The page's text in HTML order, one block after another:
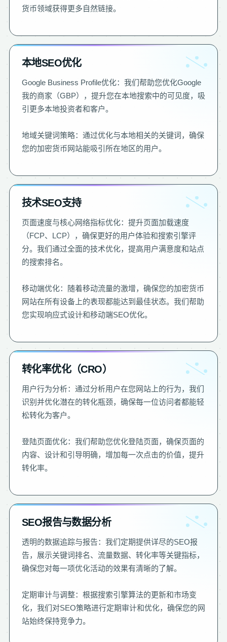
货币领域获得更多自然链接。
本地SEO优化
Google Business Profile优化：我们帮助您优化Google
我的商家（GBP），提升您在本地搜索中的可见度，吸
引更多本地投资者和客户。
地域关键词策略：通过优化与本地相关的关键词，确保
您的加密货币网站能吸引所在地区的用户。
技术SEO支持
页面速度与核心网络指标优化：提升页面加载速度
（FCP、LCP），确保更好的用户体验和搜索引擎评
分。我们通过全面的技术优化，提高用户满意度和站点
的搜索排名。
移动端优化：随着移动流量的激增，确保您的加密货币
网站在所有设备上的表现都能达到最佳状态。我们帮助
您实现响应式设计和移动端SEO优化。
转化率优化（CRO）
用户行为分析：通过分析用户在您网站上的行为，我们
识别并优化潜在的转化瓶颈，确保每一位访问者都能轻
松转化为客户。
登陆页面优化：我们帮助您优化登陆页面，确保页面的
内容、设计和引导明确，增加每一次点击的价值，提升
转化率。
SEO报告与数据分析
透明的数据追踪与报告：我们定期提供详尽的SEO报
告，展示关键词排名、流量数据、转化率等关键指标，
确保您对每一项优化活动的效果有清晰的了解。
定期审计与调整：根据搜索引擎算法的更新和市场变
化，我们对SEO策略进行定期审计和优化，确保您的网
站始终保持竞争力。